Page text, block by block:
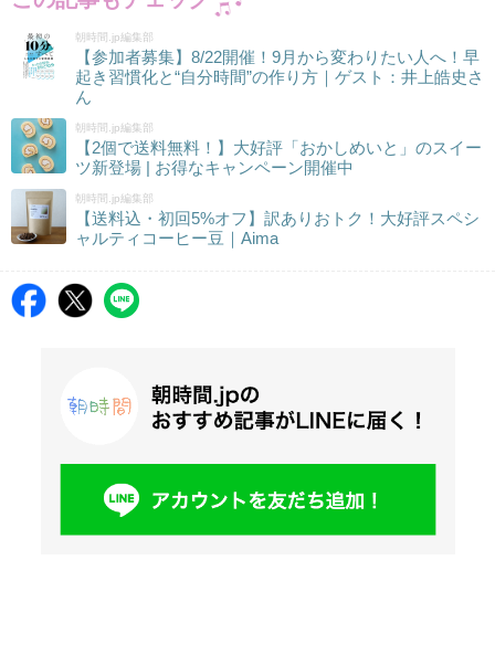
朝時間.jp編集部
【参加者募集】8/22開催！9月から変わりたい人へ！早
起き習慣化と“自分時間”の作り方｜ゲスト：井上皓史さ
ん
朝時間.jp編集部
【2個で送料無料！】大好評「おかしめいと」のスイー
ツ新登場 | お得なキャンペーン開催中
朝時間.jp編集部
【送料込・初回5%オフ】訳ありおトク！大好評スペシ
ャルティコーヒー豆｜Aima